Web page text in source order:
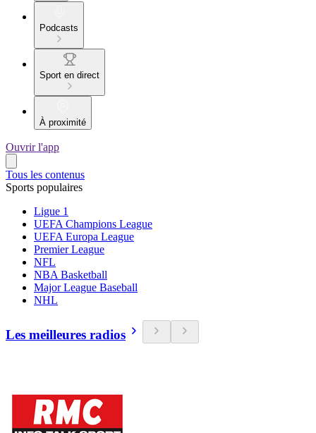
Podcasts
Sport en direct
À proximité
Ouvrir l'app
Tous les contenus
Sports populaires
Ligue 1
UEFA Champions League
UEFA Europa League
Premier League
NFL
NBA Basketball
Major League Baseball
NHL
Les meilleures radios